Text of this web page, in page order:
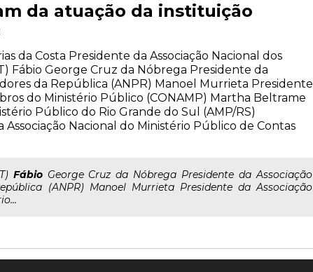
da atuação da instituição
da Costa Presidente da Associação Nacional dos
Fábio George Cruz da Nóbrega Presidente da
da República (ANPR) Manoel Murrieta Presidente
do Ministério Público (CONAMP) Martha Beltrame
Público do Rio Grande do Sul (AMP/RS)
Nacional do Ministério Público de Contas
FábioGeorge Cruz da Nóbrega Presidente da Associação
(ANPR) Manoel Murrieta Presidente da Associação